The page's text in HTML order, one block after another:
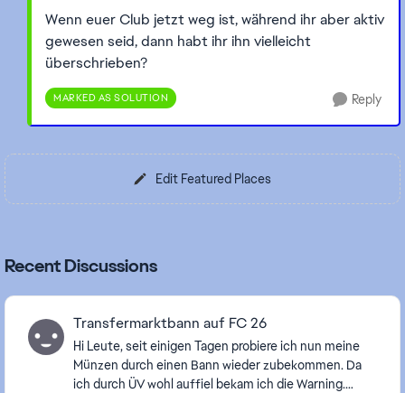
Wenn euer Club jetzt weg ist, während ihr aber aktiv
gewesen seid, dann habt ihr ihn vielleicht
überschrieben?
MARKED AS SOLUTION Reply
Edit Featured Places
Recent Discussions
Transfermarktbann auf FC 26
Hi Leute, seit einigen Tagen probiere ich nun meine
Münzen durch einen Bann wieder zubekommen. Da
ich durch ÜV wohl auffiel bekam ich die Warning.